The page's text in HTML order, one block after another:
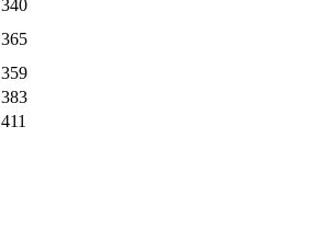
340
365
359
383
411